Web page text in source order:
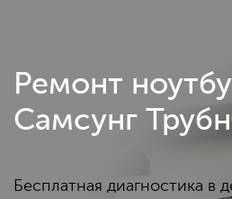
Ремонт
Самсунг
Бесплатная диагностика в